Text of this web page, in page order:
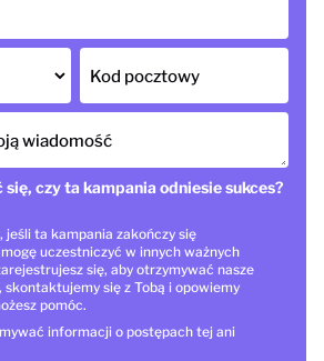
Kod pocztowy
wiadomość
czy ta kampania odniesie sukces?
jeśli ta kampania zakończy się
uczestniczyć w innych ważnych
się, aby otrzymywać nasze
się z Tobą i opowiemy
pomóc.
informacji o postępach tej ani